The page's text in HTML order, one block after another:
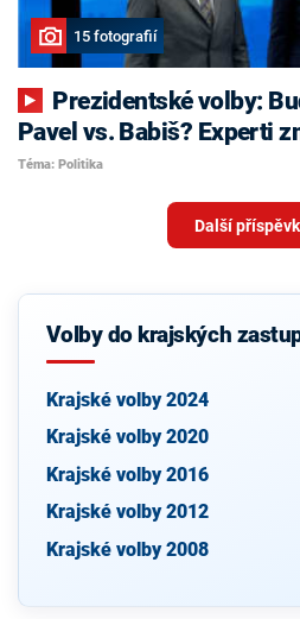
15 fotografií
Pavel vs. Babiš? Experti
Téma: Politika
Další
Volby do krajských
Krajské volby 2024
Krajské volby 2020
Krajské volby 2016
Krajské volby 2012
Krajské volby 2008